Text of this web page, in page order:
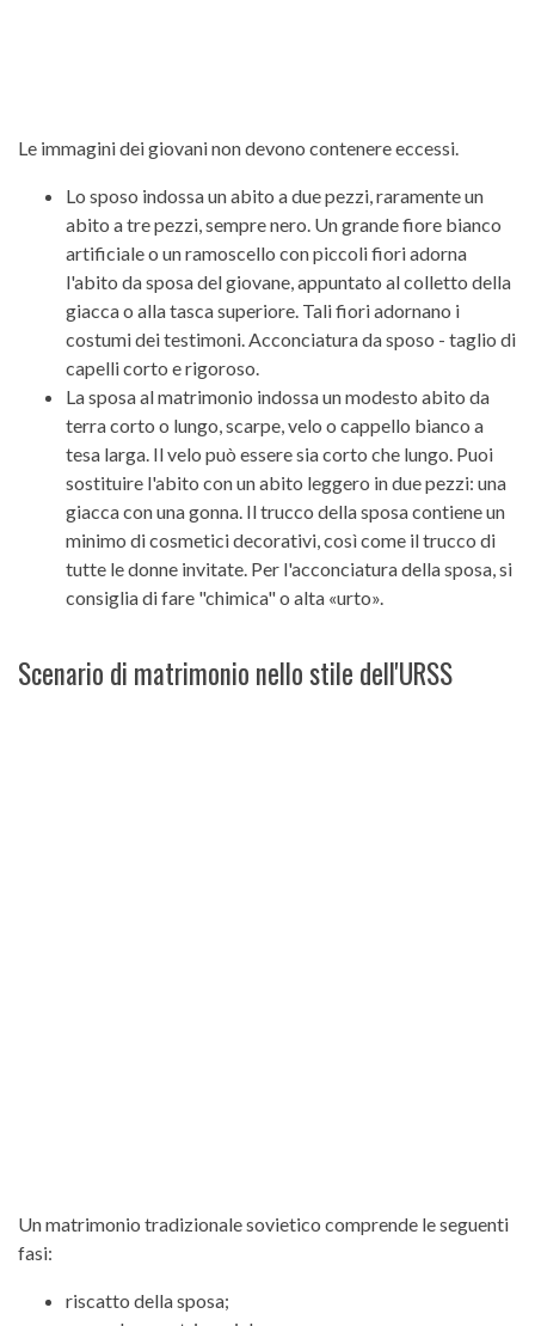
Le immagini dei giovani non devono contenere eccessi.
Lo sposo indossa un abito a due pezzi, raramente un
abito a tre pezzi, sempre nero. Un grande fiore bianco
artificiale o un ramoscello con piccoli fiori adorna
l'abito da sposa del giovane, appuntato al colletto della
giacca o alla tasca superiore. Tali fiori adornano i
costumi dei testimoni. Acconciatura da sposo - taglio di
capelli corto e rigoroso.
La sposa al matrimonio indossa un modesto abito da
terra corto o lungo, scarpe, velo o cappello bianco a
tesa larga. Il velo può essere sia corto che lungo. Puoi
sostituire l'abito con un abito leggero in due pezzi: una
giacca con una gonna. Il trucco della sposa contiene un
minimo di cosmetici decorativi, così come il trucco di
tutte le donne invitate. Per l'acconciatura della sposa, si
consiglia di fare "chimica" o alta «urto».
Scenario di matrimonio nello stile dell'URSS
Un matrimonio tradizionale sovietico comprende le seguenti
fasi:
riscatto della sposa;